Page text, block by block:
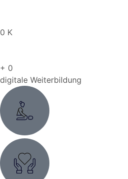
0 K
+ 0
digitale Weiterbildung